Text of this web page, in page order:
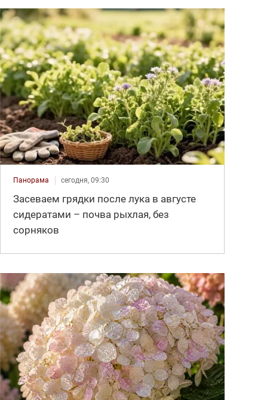
Панорама сегодня, 09:30
Засеваем грядки после лука в августе
сидератами – почва рыхлая, без
сорняков